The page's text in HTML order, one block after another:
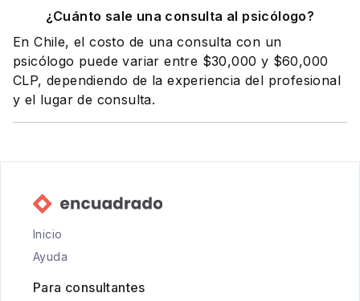
¿Cuánto sale una consulta al psicólogo?
En Chile, el costo de una consulta con un
psicólogo puede variar entre $30,000 y $60,000
CLP, dependiendo de la experiencia del profesional
y el lugar de consulta.
Inicio
Ayuda
Para consultantes